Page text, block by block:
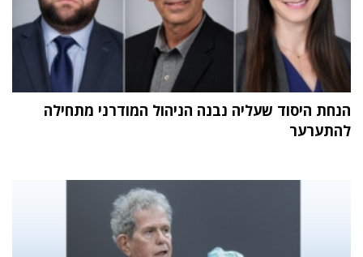
הנחת היסוד שעליה נבנה הניהול המודרני מתחילה
להתערער